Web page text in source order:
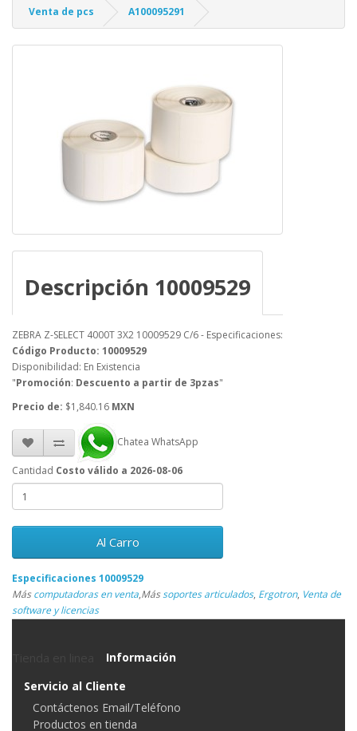
Venta de pcs A100095291
Descripción 10009529
ZEBRA Z-SELECT 4000T 3X2 10009529 C/6 - Especificaciones:
Código Producto: 10009529
Disponibilidad: En Existencia
"Promoción: Descuento a partir de 3pzas"
Precio de: $1,840.16 MXN
Chatea WhatsApp
Cantidad Costo válido a 2026-08-06
Al Carro
Especificaciones 10009529
Máscomputadoras en venta,Mássoportes articulados, Ergotron, Venta de
software y licencias
Información
Servicio al Cliente
Contáctenos Email/Teléfono
Productos en tienda